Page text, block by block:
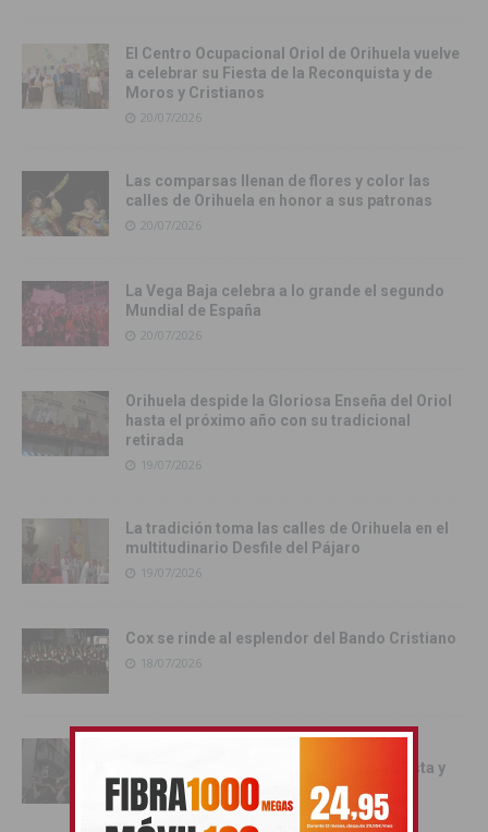
El Centro Ocupacional Oriol de Orihuela vuelve
a celebrar su Fiesta de la Reconquista y de
Moros y Cristianos
20/07/2026
Las comparsas llenan de flores y color las
calles de Orihuela en honor a sus patronas
20/07/2026
La Vega Baja celebra a lo grande el segundo
Mundial de España
20/07/2026
Orihuela despide la Gloriosa Enseña del Oriol
hasta el próximo año con su tradicional
retirada
19/07/2026
La tradición toma las calles de Orihuela en el
multitudinario Desfile del Pájaro
19/07/2026
Cox se rinde al esplendor del Bando Cristiano
18/07/2026
Fiestas con el traslado de las Santas Justa y
Rufina
18/07/2026